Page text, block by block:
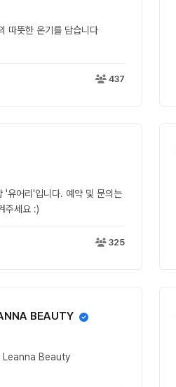
따뜻한 온기를 담습니다
437
'유어리'입니다. 예약 및 문의는
주세요 :)
325
BEAUTY
Leanna Beauty